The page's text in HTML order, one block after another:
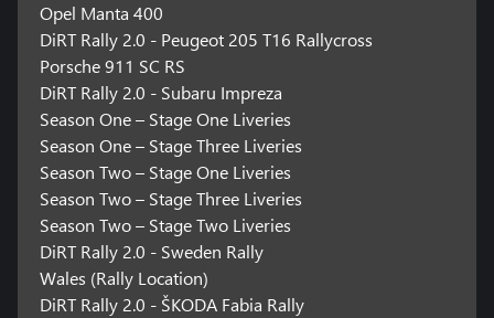
Opel Manta 400
DiRT Rally 2.0 - Peugeot 205 T16 Rallycross
Porsche 911 SC RS
DiRT Rally 2.0 - Subaru Impreza
Season One – Stage One Liveries
Season One – Stage Three Liveries
Season Two – Stage One Liveries
Season Two – Stage Three Liveries
Season Two – Stage Two Liveries
DiRT Rally 2.0 - Sweden Rally
Wales (Rally Location)
DiRT Rally 2.0 - ŠKODA Fabia Rally